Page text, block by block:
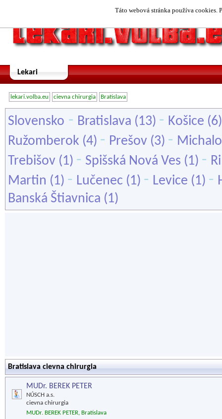
Táto webová stránka používa cookies.
Lekari
lekari.volba.eu cievna chirurgia Bratislava
Slovensko - Bratislava (13) - Košice
Ružomberok (4) - Prešov (3) -
Trebišov (1) - Spišská Nová Ves (1) -
Martin (1) - Lučenec (1) - Levice (1) -
Banská Štiavnica (1)
Bratislava cievna chirurgia
MUDr. BEREK PETER
NÚSCH a.s.
cievna chirurgia
MUDr. BEREK PETER, Bratislava